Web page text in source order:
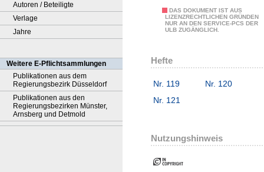
Autoren / Beteiligte
Verlage
Jahre
Weitere E-Pflichtsammlungen
Publikationen aus dem
Regierungsbezirk Düsseldorf
Publikationen aus den
Regierungsbezirken Münster,
Arnsberg und Detmold
DAS DOKUMENT IST AUS
LIZENZRECHTLICHEN GRÜNDEN
NUR AN DEN SERVICE-PCS DER
ULB ZUGÄNGLICH.
Hefte
Nr. 119
Nr. 120
Nr. 121
Nutzungshinweis